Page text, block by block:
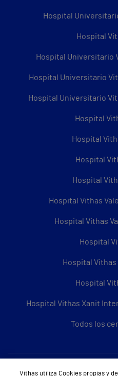
Hospital
Hospital
Hospital Universitario
Hospital Universitario
Hospital Universitario
Hospital
Hospital
Hospital
Hospital
Hospital Vithas
Hospital Vithas
Hospital
Hospital Vithas
Hospital
Hospital Vithas Xanit
Todos los
Sobre
Vithas utiliza Cookies propias y